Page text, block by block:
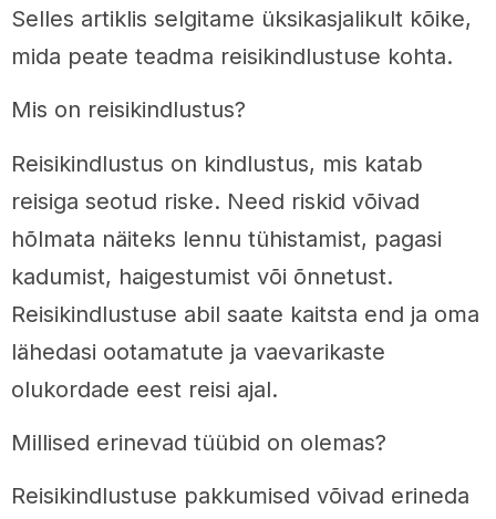
Selles artiklis selgitame üksikasjalikult kõike,
mida peate teadma reisikindlustuse kohta.
Mis on reisikindlustus?
Reisikindlustus on kindlustus, mis katab
reisiga seotud riske. Need riskid võivad
hõlmata näiteks lennu tühistamist, pagasi
kadumist, haigestumist või õnnetust.
Reisikindlustuse abil saate kaitsta end ja oma
lähedasi ootamatute ja vaevarikaste
olukordade eest reisi ajal.
Millised erinevad tüübid on olemas?
Reisikindlustuse pakkumised võivad erineda